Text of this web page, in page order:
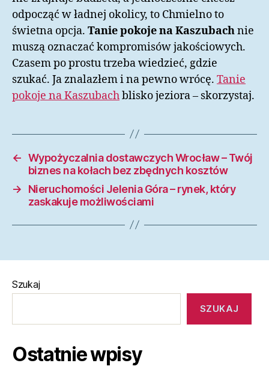
odpocząć w ładnej okolicy, to Chmielno to
świetna opcja. Tanie pokoje na Kaszubachnie
muszą oznaczać kompromisów jakościowych.
Czasem po prostu trzeba wiedzieć, gdzie
szukać. Ja znalazłem i na pewno wrócę. Tanie
pokoje na Kaszubachblisko jeziora – skorzystaj.
← Wypożyczalnia dostawczych Wrocław – Twój
biznes na kołach bez zbędnych kosztów
→
Nieruchomości Jelenia Góra – rynek, który
zaskakuje możliwościami
Szukaj
SZUKAJ
Ostatnie wpisy